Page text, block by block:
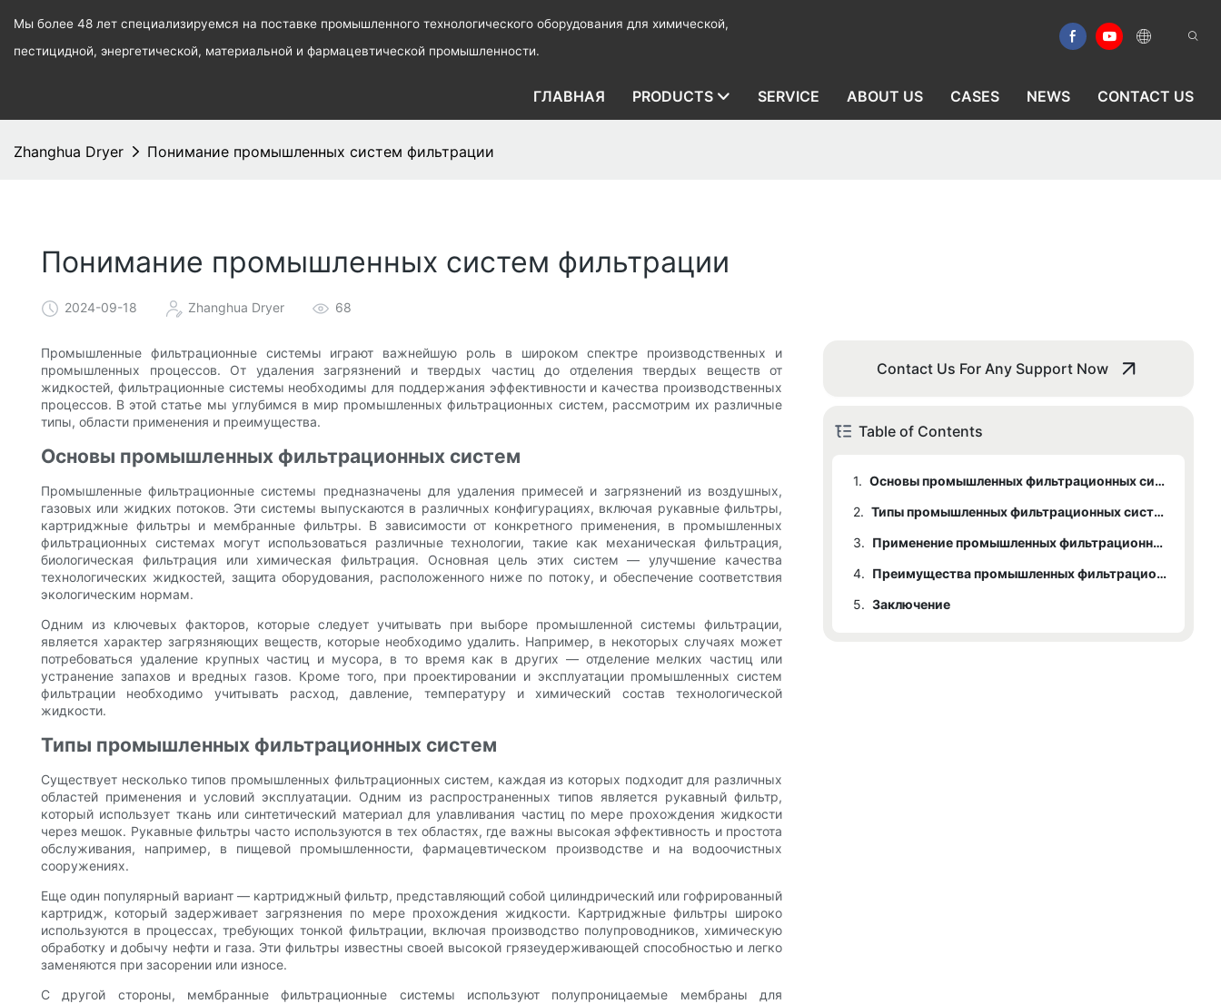
Мы более 48 лет специализируемся на поставке промышленного технологического оборудования для химической,
пестицидной, энергетической, материальной и фармацевтической промышленности.
ГЛАВНАЯ PRODUCTS SERVICE ABOUT US CASES NEWS CONTACT US
Zhanghua Dryer Понимание промышленных систем фильтрации
Понимание промышленных систем фильтрации
2024-09-18 Zhanghua Dryer 68
Промышленные фильтрационные системы играют важнейшую роль в широком спектре производственных и
промышленных процессов. От удаления загрязнений и твердых частиц до отделения твердых веществ от
жидкостей, фильтрационные системы необходимы для поддержания эффективности и качества производственных
процессов. В этой статье мы углубимся в мир промышленных фильтрационных систем, рассмотрим их различные
типы, области применения и преимущества.
Основы промышленных фильтрационных систем
Промышленные фильтрационные системы предназначены для удаления примесей и загрязнений из воздушных,
газовых или жидких потоков. Эти системы выпускаются в различных конфигурациях, включая рукавные фильтры,
картриджные фильтры и мембранные фильтры. В зависимости от конкретного применения, в промышленных
фильтрационных системах могут использоваться различные технологии, такие как механическая фильтрация,
биологическая фильтрация или химическая фильтрация. Основная цель этих систем — улучшение качества
технологических жидкостей, защита оборудования, расположенного ниже по потоку, и обеспечение соответствия
экологическим нормам.
Одним из ключевых факторов, которые следует учитывать при выборе промышленной системы фильтрации,
является характер загрязняющих веществ, которые необходимо удалить. Например, в некоторых случаях может
потребоваться удаление крупных частиц и мусора, в то время как в других — отделение мелких частиц или
устранение запахов и вредных газов. Кроме того, при проектировании и эксплуатации промышленных систем
фильтрации необходимо учитывать расход, давление, температуру и химический состав технологической
жидкости.
Типы промышленных фильтрационных систем
Существует несколько типов промышленных фильтрационных систем, каждая из которых подходит для различных
областей применения и условий эксплуатации. Одним из распространенных типов является рукавный фильтр,
который использует ткань или синтетический материал для улавливания частиц по мере прохождения жидкости
через мешок. Рукавные фильтры часто используются в тех областях, где важны высокая эффективность и простота
обслуживания, например, в пищевой промышленности, фармацевтическом производстве и на водоочистных
сооружениях.
Еще один популярный вариант — картриджный фильтр, представляющий собой цилиндрический или гофрированный
картридж, который задерживает загрязнения по мере прохождения жидкости. Картриджные фильтры широко
используются в процессах, требующих тонкой фильтрации, включая производство полупроводников, химическую
обработку и добычу нефти и газа. Эти фильтры известны своей высокой грязеудерживающей способностью и легко
заменяются при засорении или износе.
С другой стороны, мембранные фильтрационные системы используют полупроницаемые мембраны для
Contact Us For Any Support Now
Table of Contents
1.
Основы промышленных фильтрационных систем
2.
Типы промышленных фильтрационных систем
3.
Применение промышленных фильтрационных систем
4.
Преимущества промышленных фильтрационных систем
5. Заключение